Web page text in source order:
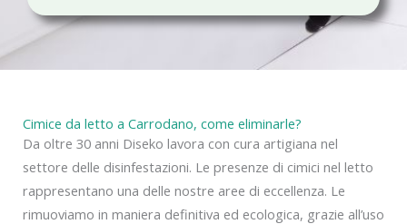
c
Cimice da letto a Carrodano, come eliminarle?
Da oltre 30 anni Diseko lavora con cura artigiana nel
settore delle disinfestazioni. Le presenze di cimici nel letto
rappresentano una delle nostre aree di eccellenza. Le
rimuoviamo in maniera definitiva ed ecologica, grazie all’uso